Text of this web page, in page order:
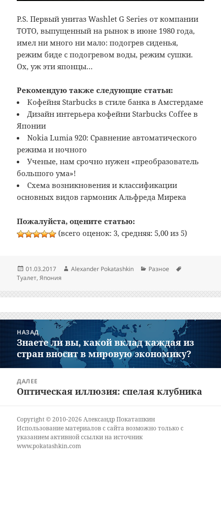
P.S. Первый унитаз Washlet G Series от компании
TOTO, выпущенный на рынок в июне 1980 года,
имел ни много ни мало: подогрев сиденья,
режим биде с подогревом воды, режим сушки.
Ох, уж эти японцы…
Рекомендую также следующие статьи:
Кофейня Starbucks в стиле банка в Амстердаме
Дизайн интерьера кофейни Starbucks Coffee в
Японии
Nokia Lumia 920: Сравнение автоматического
режима и ночного
Ученые, нам срочно нужен «преобразователь
большого ума»!
Схема возникновения и классификации
основных видов гармоник Альфреда Мирека
Пожалуйста, оцените статью:
(всего оценок: 3, средняя: 5,00 из 5)
Опубликовано
01.03.2017 Автор
Alexander Pokatashkin Рубрики
Разное
Туалет,Япония
Навигация
записям
НАЗАД
Предыдущая
запись:
Знаете ли вы, какой вклад каждая из
стран вносит в мировую экономику?
ДАЛЕЕ
Следующая
Оптическая иллюзия: спелая клубника
Copyright © 2010-2026 Александр Покаташкин
Использование материалов с сайта возможно только с
указанием активной ссылки на источник
www.pokatashkin.com